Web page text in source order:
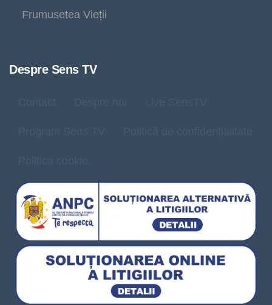
Frumusetea Vieții
Despre Sens TV